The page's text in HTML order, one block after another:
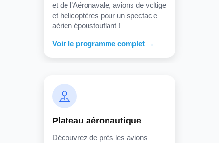
et de l’Aéronavale, avions de voltige
et hélicoptères pour un spectacle
aérien époustouflant !
Voir le programme complet →
Plateau aéronautique
Découvrez de près les avions